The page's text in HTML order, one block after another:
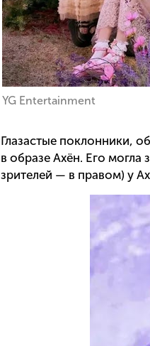
YG Entertainment
Глазастые поклонники,
в образе Ахён. Его
зрителей — в правом) у